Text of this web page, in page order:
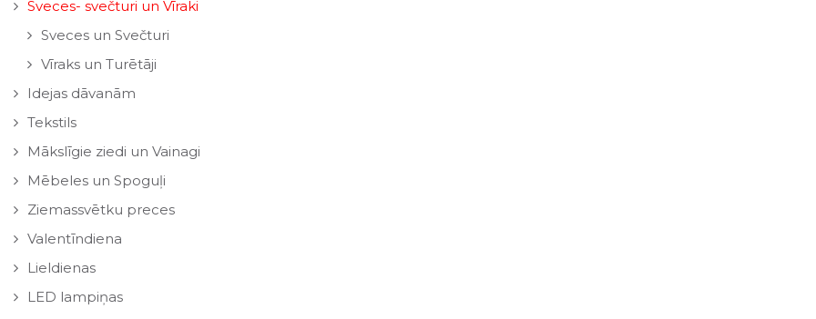
Sveces- svečturi un Vīraki
Sveces un Svečturi
Vīraks un Turētāji
Idejas dāvanām
Tekstils
Mākslīgie ziedi un Vainagi
Mēbeles un Spoguļi
Ziemassvētku preces
Valentīndiena
Lieldienas
LED lampiņas